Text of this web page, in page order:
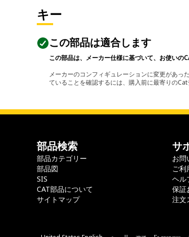
キー
この部品は適合します
この部品は、メーカー仕様に基づいて、お使いの
メーカーのコンフィギュレーションに変更があっ
ていることを確認するには、購入前に最寄りの
部品検索
部品カテゴリー
部品図
SIS
CAT部品について
サイトマップ
サ
お問
ご利
ヘル
保証
注文